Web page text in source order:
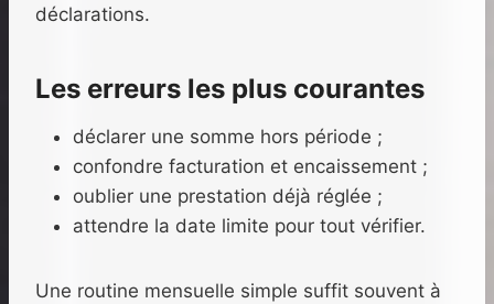
déclarations.
Les erreurs les plus courantes
déclarer une somme hors période ;
confondre facturation et encaissement ;
oublier une prestation déjà réglée ;
attendre la date limite pour tout vérifier.
Une routine mensuelle simple suffit souvent à